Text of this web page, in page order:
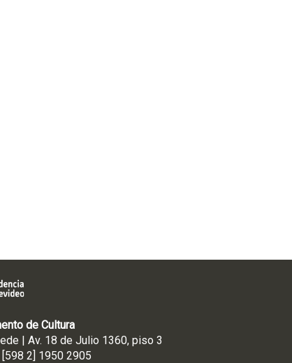
de Cultura
| Av. 18 de Julio 1360, piso 3
2] 1950 2905